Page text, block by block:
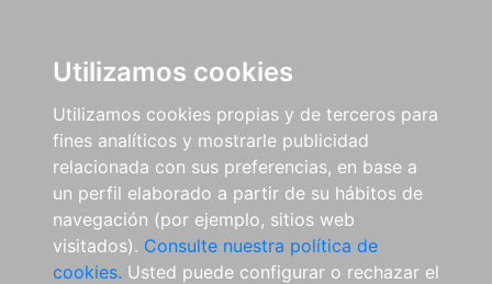
Utilizamos cookies
Utilizamos cookies propias y de terceros para
fines analíticos y mostrarle publicidad
relacionada con sus preferencias, en base a
un perfil elaborado a partir de su hábitos de
navegación (por ejemplo, sitios web
visitados). Consulte nuestra política de
cookies. Usted puede configurar o rechazar el